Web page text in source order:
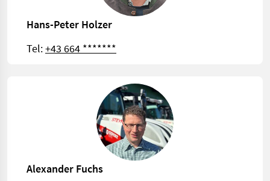
Hans-Peter Holzer
Tel:+43 664 *******
Alexander Fuchs